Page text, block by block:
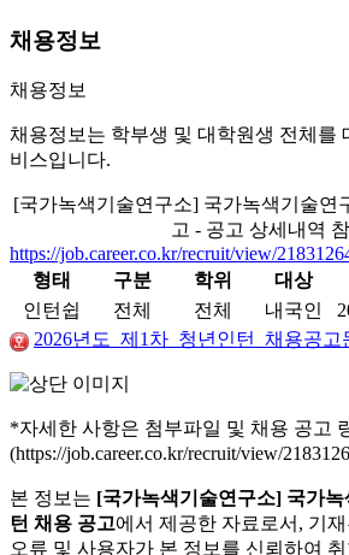
채용정보
채용정보
채용정보는 학부생 및 대학원생 전체를
비스입니다.
[국가녹색기술연구소] 국가녹색기술연
고 - 공고 상세내역
https://job.career.co.kr/recruit/view/
형태
구분 학위 대상
인턴쉽
전체 전체 내국인
2026년도_제1차_청년인턴_채용공고
*자세한 사항은 첨부파일 및 채용 공고
(https://job.career.co.kr/recruit/view/
본 정보는 [국가녹색기술연구소] 국가
턴 채용 공고에서 제공한 자료로서, 기
오류 및 사용자가 본 정보를 신뢰하여